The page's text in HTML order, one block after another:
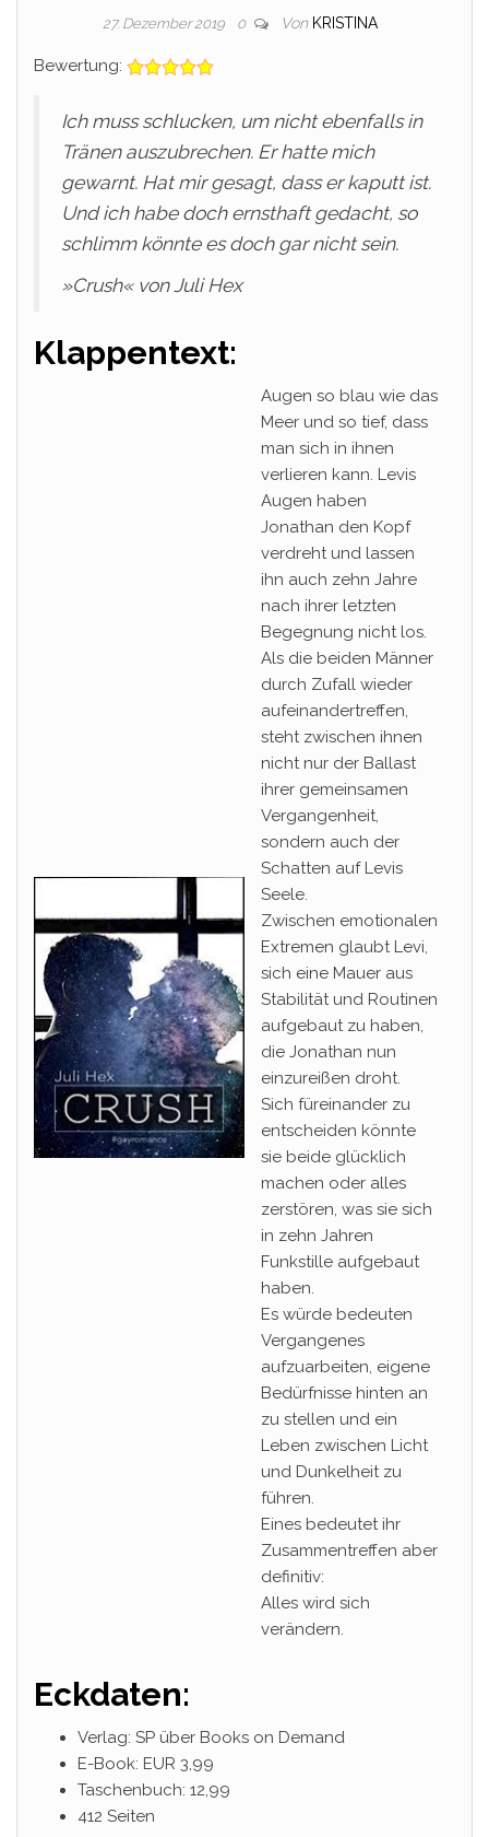
27. Dezember 2019 0 Von KRISTINA
Bewertung:
Ich muss schlucken, um nicht ebenfalls in
Tränen auszubrechen. Er hatte mich
gewarnt. Hat mir gesagt, dass er kaputt ist.
Und ich habe doch ernsthaft gedacht, so
schlimm könnte es doch gar nicht sein.
»Crush« von Juli Hex
Klappentext:
Augen so blau wie das
Meer und so tief, dass
man sich in ihnen
verlieren kann. Levis
Augen haben
Jonathan den Kopf
verdreht und lassen
ihn auch zehn Jahre
nach ihrer letzten
Begegnung nicht los.
Als die beiden Männer
durch Zufall wieder
aufeinandertreffen,
steht zwischen ihnen
nicht nur der Ballast
ihrer gemeinsamen
Vergangenheit,
sondern auch der
Schatten auf Levis
Seele.
Zwischen emotionalen
Extremen glaubt Levi,
sich eine Mauer aus
Stabilität und Routinen
aufgebaut zu haben,
die Jonathan nun
einzureißen droht.
Sich füreinander zu
entscheiden könnte
sie beide glücklich
machen oder alles
zerstören, was sie sich
in zehn Jahren
Funkstille aufgebaut
haben.
Es würde bedeuten
Vergangenes
aufzuarbeiten, eigene
Bedürfnisse hinten an
zu stellen und ein
Leben zwischen Licht
und Dunkelheit zu
führen.
Eines bedeutet ihr
Zusammentreffen aber
definitiv:
Alles wird sich
verändern.
Eckdaten:
Verlag: SP über Books on Demand
E-Book: EUR 3,99
Taschenbuch: 12,99
412 Seiten